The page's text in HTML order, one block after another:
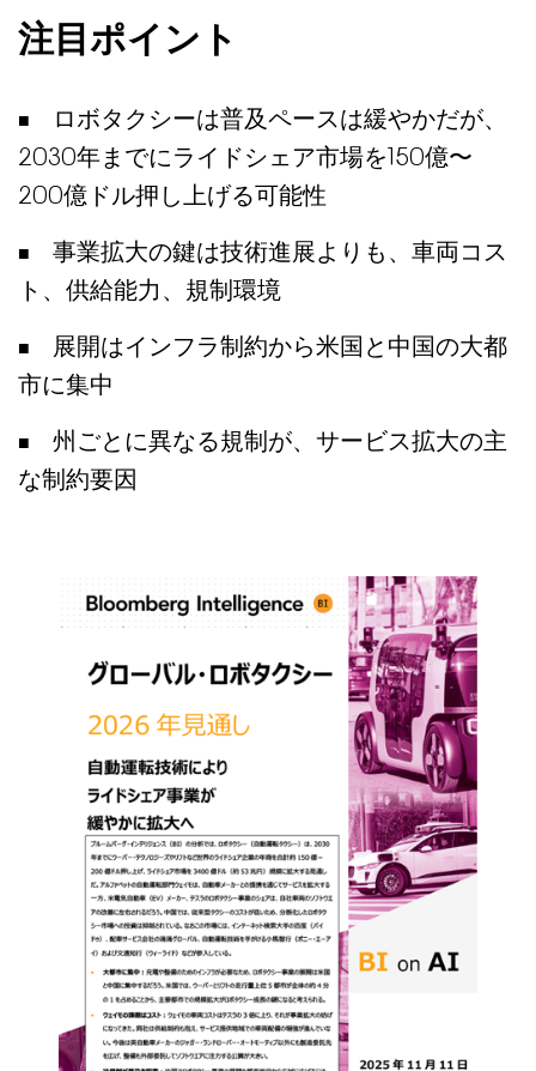
注目ポイント
ロボタクシーは普及ペースは緩やかだが、
2030年までにライドシェア市場を150億〜
200億ドル押し上げる可能性
事業拡大の鍵は技術進展よりも、車両コス
ト、供給能力、規制環境
展開はインフラ制約から米国と中国の大都
市に集中
州ごとに異なる規制が、サービス拡大の主
な制約要因